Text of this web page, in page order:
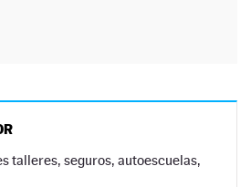
talleres, seguros, autoescuelas,